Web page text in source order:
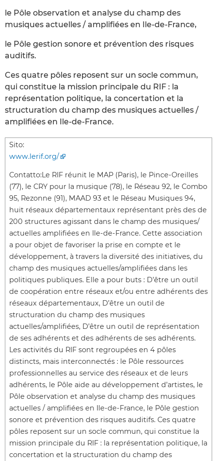
le Pôle observation et analyse du champ des
musiques actuelles / amplifiées en Ile-de-France,
le Pôle gestion sonore et prévention des risques
auditifs.
Ces quatre pôles reposent sur un socle commun,
qui constitue la mission principale du RIF : la
représentation politique, la concertation et la
structuration du champ des musiques actuelles /
amplifiées en Ile-de-France.
Sito:
www.lerif.org/
Contatto:Le RIF réunit le MAP (Paris), le Pince-Oreilles
(77), le CRY pour la musique (78), le Réseau 92, le Combo
95, Rezonne (91), MAAD 93 et le Réseau Musiques 94,
huit réseaux départementaux représentant près des de
200 structures agissant dans le champ des musiques/
actuelles amplifiées en Ile-de-France. Cette association
a pour objet de favoriser la prise en compte et le
développement, à travers la diversité des initiatives, du
champ des musiques actuelles/amplifiées dans les
politiques publiques. Elle a pour buts : D’être un outil
de coopération entre réseaux et/ou entre adhérents des
réseaux départementaux, D’être un outil de
structuration du champ des musiques
actuelles/amplifiées, D’être un outil de représentation
de ses adhérents et des adhérents de ses adhérents.
Les activités du RIF sont regroupées en 4 pôles
distincts, mais interconnectés : le Pôle ressources
professionnelles au service des réseaux et de leurs
adhérents, le Pôle aide au développement d’artistes, le
Pôle observation et analyse du champ des musiques
actuelles / amplifiées en Ile-de-France, le Pôle gestion
sonore et prévention des risques auditifs. Ces quatre
pôles reposent sur un socle commun, qui constitue la
mission principale du RIF : la représentation politique, la
concertation et la structuration du champ des